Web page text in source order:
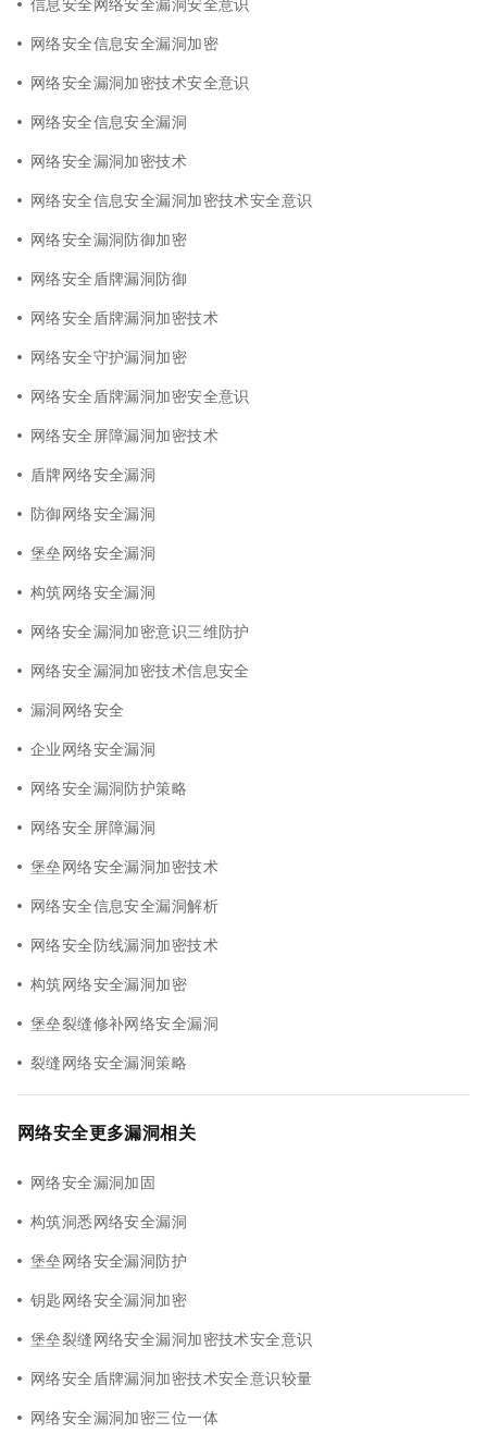
网络安全信息安全漏洞加密
网络安全漏洞加密技术安全意识
网络安全信息安全漏洞
网络安全漏洞加密技术
网络安全信息安全漏洞加密技术安全意识
网络安全漏洞防御加密
网络安全盾牌漏洞防御
网络安全盾牌漏洞加密技术
网络安全守护漏洞加密
网络安全盾牌漏洞加密安全意识
网络安全屏障漏洞加密技术
盾牌网络安全漏洞
防御网络安全漏洞
堡垒网络安全漏洞
构筑网络安全漏洞
网络安全漏洞加密意识三维防护
网络安全漏洞加密技术信息安全
漏洞网络安全
企业网络安全漏洞
网络安全漏洞防护策略
网络安全屏障漏洞
堡垒网络安全漏洞加密技术
网络安全信息安全漏洞解析
网络安全防线漏洞加密技术
构筑网络安全漏洞加密
堡垒裂缝修补网络安全漏洞
裂缝网络安全漏洞策略
网络安全更多漏洞相关
网络安全漏洞加固
构筑洞悉网络安全漏洞
堡垒网络安全漏洞防护
钥匙网络安全漏洞加密
堡垒裂缝网络安全漏洞加密技术安全意识
网络安全盾牌漏洞加密技术安全意识较量
网络安全漏洞加密三位一体